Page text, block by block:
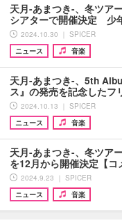
天月-あまつき-、冬ツア
シアターで開催決定 少
2024.10.30 ｜ SPICER
ニュース
音楽
天月-あまつき-、5th
ス』の発売を記念した
2024.10.13 ｜ SPICER
ニュース
音楽
天月-あまつき-、冬ツア
を12月から開催決定【コ
2024.9.23 ｜ SPICER
ニュース
音楽